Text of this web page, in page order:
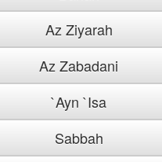
Az Ziyarah
Az Zabadani
`Ayn `Isa
Sabbah